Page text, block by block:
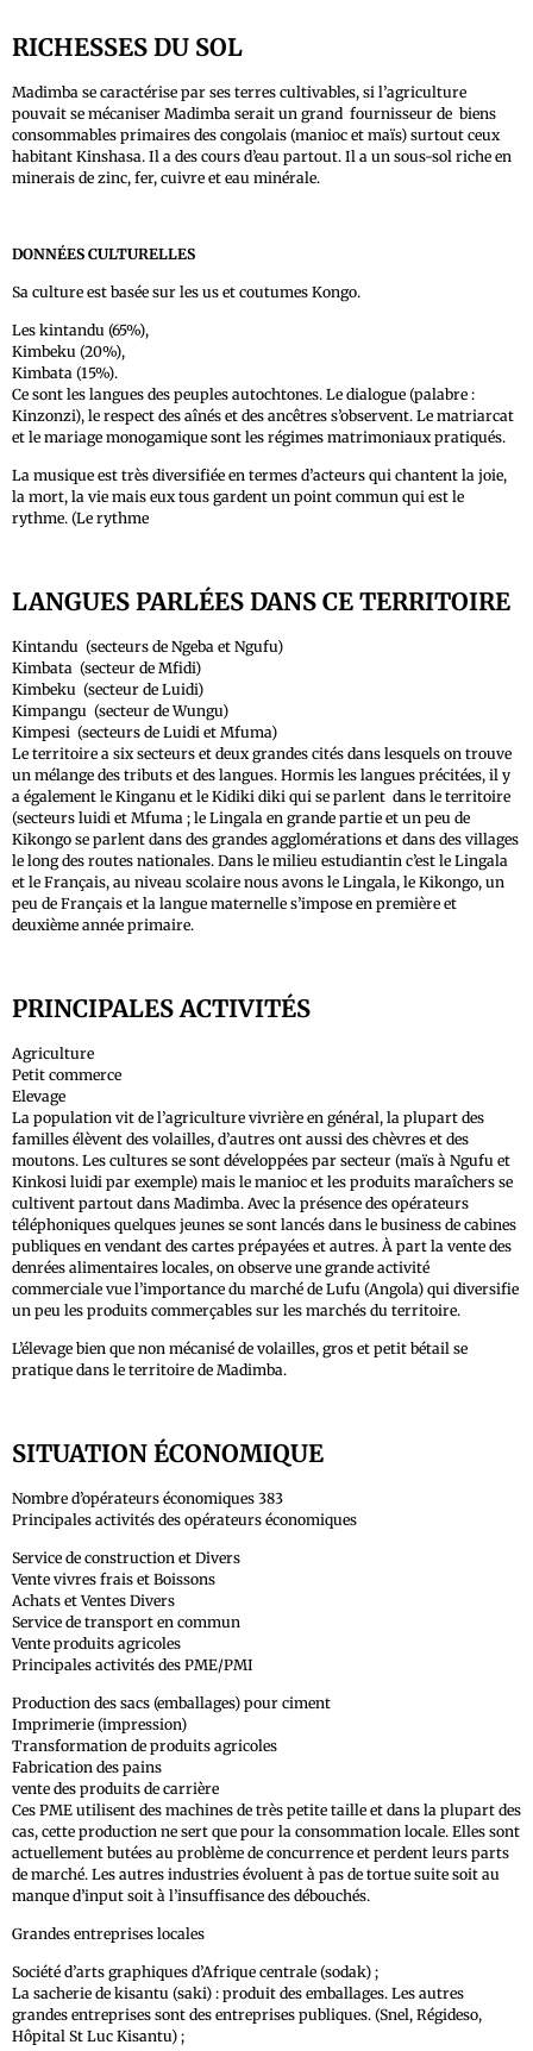
RICHESSES DU SOL
Madimba se caractérise par ses terres cultivables, si l’agriculture
pouvait se mécaniser Madimba serait un grand fournisseur de biens
consommables primaires des congolais (manioc et maïs) surtout ceux
habitant Kinshasa. Il a des cours d’eau partout. Il a un sous-sol riche en
minerais de zinc, fer, cuivre et eau minérale.
DONNÉES CULTURELLES
Sa culture est basée sur les us et coutumes Kongo.
Les kintandu (65%),
Kimbeku (20%),
Kimbata (15%).
Ce sont les langues des peuples autochtones. Le dialogue (palabre :
Kinzonzi), le respect des aînés et des ancêtres s’observent. Le matriarcat
et le mariage monogamique sont les régimes matrimoniaux pratiqués.
La musique est très diversifiée en termes d’acteurs qui chantent la joie,
la mort, la vie mais eux tous gardent un point commun qui est le
rythme. (Le rythme
LANGUES PARLÉES DANS CE TERRITOIRE
Kintandu (secteurs de Ngeba et Ngufu)
Kimbata (secteur de Mfidi)
Kimbeku (secteur de Luidi)
Kimpangu (secteur de Wungu)
Kimpesi (secteurs de Luidi et Mfuma)
Le territoire a six secteurs et deux grandes cités dans lesquels on trouve
un mélange des tributs et des langues. Hormis les langues précitées, il y
a également le Kinganu et le Kidiki diki qui se parlent dans le territoire
(secteurs luidi et Mfuma ; le Lingala en grande partie et un peu de
Kikongo se parlent dans des grandes agglomérations et dans des villages
le long des routes nationales. Dans le milieu estudiantin c’est le Lingala
et le Français, au niveau scolaire nous avons le Lingala, le Kikongo, un
peu de Français et la langue maternelle s’impose en première et
deuxième année primaire.
PRINCIPALES ACTIVITÉS
Agriculture
Petit commerce
Elevage
La population vit de l’agriculture vivrière en général, la plupart des
familles élèvent des volailles, d’autres ont aussi des chèvres et des
moutons. Les cultures se sont développées par secteur (maïs à Ngufu et
Kinkosi luidi par exemple) mais le manioc et les produits maraîchers se
cultivent partout dans Madimba. Avec la présence des opérateurs
téléphoniques quelques jeunes se sont lancés dans le business de cabines
publiques en vendant des cartes prépayées et autres. À part la vente des
denrées alimentaires locales, on observe une grande activité
commerciale vue l’importance du marché de Lufu (Angola) qui diversifie
un peu les produits commerçables sur les marchés du territoire.
L’élevage bien que non mécanisé de volailles, gros et petit bétail se
pratique dans le territoire de Madimba.
SITUATION ÉCONOMIQUE
Nombre d’opérateurs économiques 383
Principales activités des opérateurs économiques
Service de construction et Divers
Vente vivres frais et Boissons
Achats et Ventes Divers
Service de transport en commun
Vente produits agricoles
Principales activités des PME/PMI
Production des sacs (emballages) pour ciment
Imprimerie (impression)
Transformation de produits agricoles
Fabrication des pains
vente des produits de carrière
Ces PME utilisent des machines de très petite taille et dans la plupart des
cas, cette production ne sert que pour la consommation locale. Elles sont
actuellement butées au problème de concurrence et perdent leurs parts
de marché. Les autres industries évoluent à pas de tortue suite soit au
manque d’input soit à l’insuffisance des débouchés.
Grandes entreprises locales
Société d’arts graphiques d’Afrique centrale (sodak) ;
La sacherie de kisantu (saki) : produit des emballages. Les autres
grandes entreprises sont des entreprises publiques. (Snel, Régideso,
Hôpital St Luc Kisantu) ;